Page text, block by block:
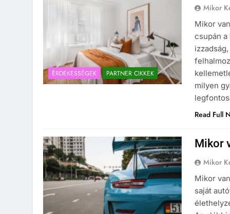
ÉRDEKESSÉGEK PARTNER CIKKEK
Mikor
Mikor
csupán
milyen
Read Full
Mikor
Mikor
Mikor
saját